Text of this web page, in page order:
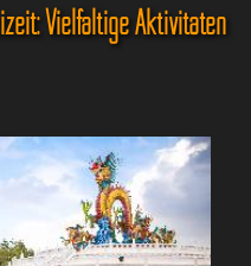
Vielfältige Aktivitäten